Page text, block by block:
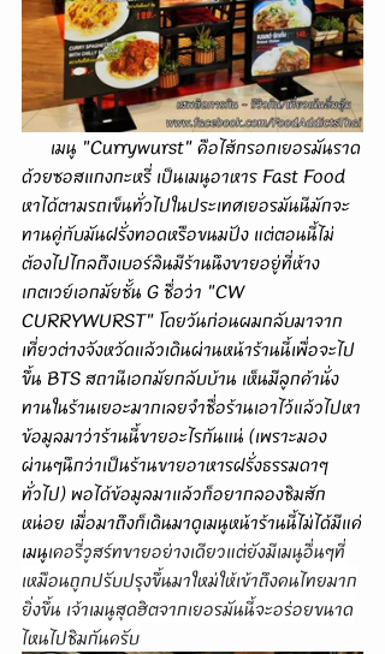
ด้วยซอสแกงกะหรี่ เป็นเมนูอาหาร Fast Food
หาได้ตามรถเข็นทั่วไปในประเทศเยอรมันนีมักจะ
ทานคู่กับมันฝรั่งทอดหรือขนมปัง แต่ตอนนี้ไม่
ต้องไปไกลถึงเบอร์ลินมีร้านนึงขายอยู่ที่ห้าง
เกตเวย์เอกมัยชั้น G ชื่อว่า "CW
CURRYWURST" โดยวันก่อนผมกลับมาจาก
เที่ยวต่างจังหวัดแล้วเดินผ่านหน้าร้านนี้เพื่อจะไป
ขึ้น BTS สถานีเอกมัยกลับบ้าน เห็นมีลูกค้านั่ง
ทานในร้านเยอะมากเลยจำชื่อร้านเอาไว้แล้วไปหา
ข้อมูลมาว่าร้านนี้ขายอะไรกันแน่ (เพราะมอง
ผ่านๆนึกว่าเป็นร้านขายอาหารฝรั่งธรรมดาๆ
ทั่วไป) พอได้ข้อมูลมาแล้วก็อยากลองชิมสัก
หน่อย เมื่อมาถึงก็เดินมาดูเมนูหน้าร้านนี้ไม่ได้มีแค่
เมนูเคอรี่วูสร์ทขายอย่างเดียวแต่ยังมีเมนูอื่นๆที่
เหมือนถูกปรับปรุงขึ้นมาใหม่ให้เข้าถึงคนไทยมาก
ยิ่งขึ้น เจ้าเมนูสุดฮิตจากเยอรมันนี้จะอร่อยขนาด
ไหนไปชิมกันครับ